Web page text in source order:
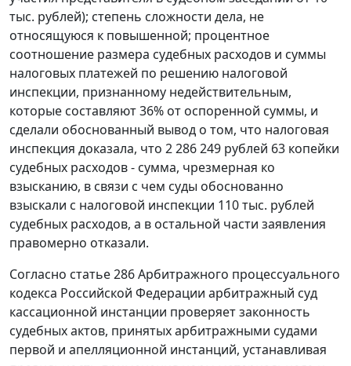
тыс. рублей); степень сложности дела, не
относящуюся к повышенной; процентное
соотношение размера судебных расходов и суммы
налоговых платежей по решению налоговой
инспекции, признанному недействительным,
которые составляют 36% от оспоренной суммы, и
сделали обоснованный вывод о том, что налоговая
инспекция доказала, что 2 286 249 рублей 63 копейки
судебных расходов - сумма, чрезмерная ко
взысканию, в связи с чем суды обоснованно
взыскали с налоговой инспекции 110 тыс. рублей
судебных расходов, а в остальной части заявления
правомерно отказали.
Согласно статье 286Арбитражного процессуального
кодекса Российской Федерации арбитражный суд
кассационной инстанции проверяет законность
судебных актов, принятых арбитражными судами
первой и апелляционной инстанций, устанавливая